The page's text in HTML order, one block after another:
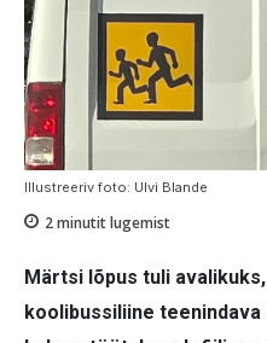
Illustreeriv foto: Ulvi Blande
2minutit lugemist
Märtsi lõpus tuli
koolibussiliine